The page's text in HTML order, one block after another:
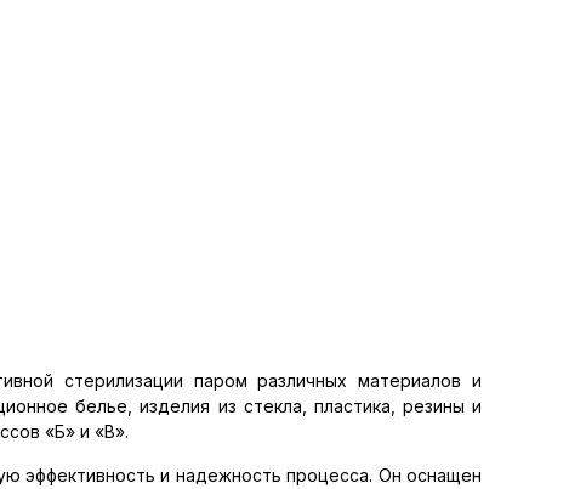
стерилизации паром различных материалов и
белье, изделия из стекла, пластика, резины и
«Б» и «В».
эффективность и надежность процесса. Он оснащен